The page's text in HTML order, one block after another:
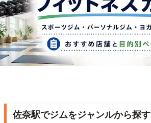
佐奈駅でジムをジャンルから探す